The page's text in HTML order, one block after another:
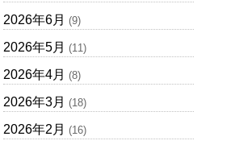
2026年6月 (9)
2026年5月 (11)
2026年4月 (8)
2026年3月 (18)
2026年2月 (16)